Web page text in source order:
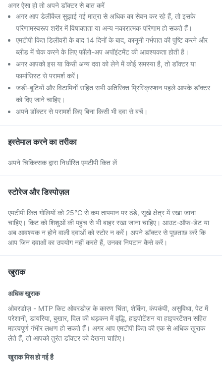
अगर ऐसा हो तो अपने डॉक्टर से बात करें
अगर आप डेलीकैल सुझाई गई मात्रा से अधिक का सेवन कर रहे हैं, तो इसके
परिणामस्वरूप शरीर में विषाक्तता या अन्य नकारात्मक परिणाम हो सकते हैं।
एमटीपी कित डिलीवरी के बाद 14 दिनों के बाद, कानूनी गर्भपात की पुष्टि करने और
ब्लीड में चेक करने के लिए फॉलो-अप अपॉइंटमेंट की आवश्यकता होती है।
अगर आपको इस या किसी अन्य दवा को लेने में कोई समस्या है, तो डॉक्टर या
फार्मासिस्ट से परामर्श करें।
जड़ी-बूटियों और विटामिनों सहित सभी अतिरिक्त प्रिस्क्रिप्शन पहले आपके डॉक्टर
को दिए जाने चाहिए।
अपने डॉक्टर से परामर्श किए बिना किसी भी दवा से बचें।
इस्तेमाल करने का तरीका
अपने चिकित्सक द्वारा निर्धारित एमटीपी कित लें
स्टोरेज और डिस्पोज़ल
एमटीपी कित गोलियों को 25°C से कम तापमान पर ठंडे, सूखे क्षेत्र में रखा जाना
चाहिए। किट को शिशुओं की पहुंच से भी बाहर रखा जाना चाहिए। आउट-ऑफ-डेट या
अब आवश्यक न होने वाली दवाओं को स्टोर न करें। अपने डॉक्टर से पूछताछ करें कि
आप जिन दवाओं का उपयोग नहीं करते हैं, उनका निपटान कैसे करें।
खुराक
अधिक खुराक
ओवरडोज़ - MTP किट ओवरडोज़ के कारण चिंता, शेकिंग, कंपकंपी, असुविधा, पेट में
परेशानी, डायरिया, बुखार, दिल की धड़कन में वृद्धि, हाइपोटेंशन या हाइपरटेंशन सहित
महत्वपूर्ण गंभीर लक्षण हो सकते हैं। अगर आप एमटीपी कित की एक से अधिक खुराक
लेते हैं, तो आपको तुरंत डॉक्टर को देखना चाहिए।
खुराक मिस हो गई है